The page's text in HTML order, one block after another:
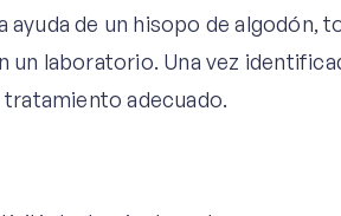
ayuda de un hisopo de algodón,
un laboratorio. Una vez
adecuado.